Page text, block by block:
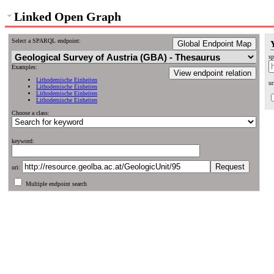
Linked Open Graph
Select a SPARQL endpoint: Global Endpoint Map
View endpoint relation
Examples:
Lithodemische Einheiten
Lithodemische Einheiten
Lithodemische Einheiten
Lithodemische Einheiten
Choose a class:
keyword:
uri:
Multiple endpoint search